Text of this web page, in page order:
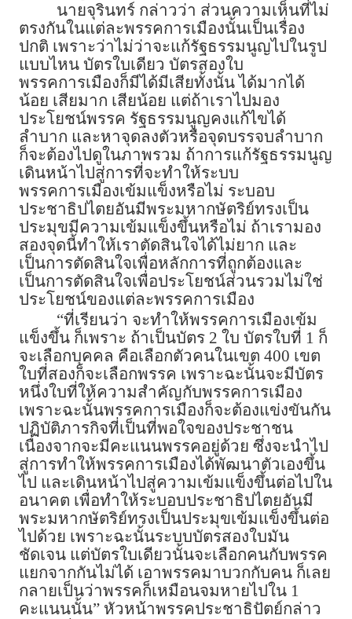
นายจุรินทร์ กล่าวว่า ส่วนความเห็นที่ไม่
ตรงกันในแต่ละพรรคการเมืองนั้นเป็นเรื่อง
ปกติ เพราะว่าไม่ว่าจะแก้รัฐธรรมนูญไปในรูป
แบบไหน บัตรใบเดียว บัตรสองใบ
พรรคการเมืองก็มีได้มีเสียทั้งนั้น ได้มากได้
น้อย เสียมาก เสียน้อย แต่ถ้าเราไปมอง
ประโยชน์พรรค รัฐธรรมนูญคงแก้ไขได้
ลำบาก และหาจุดลงตัวหรือจุดบรรจบลำบาก
ก็จะต้องไปดูในภาพรวม ถ้าการแก้รัฐธรรมนูญ
เดินหน้าไปสู่การที่จะทำให้ระบบ
พรรคการเมืองเข้มแข็งหรือไม่ ระบอบ
ประชาธิปไตยอันมีพระมหากษัตริย์ทรงเป็น
ประมุขมีความเข้มแข็งขึ้นหรือไม่ ถ้าเรามอง
สองจุดนี้ทำให้เราตัดสินใจได้ไม่ยาก และ
เป็นการตัดสินใจเพื่อหลักการที่ถูกต้องและ
เป็นการตัดสินใจเพื่อประโยชน์ส่วนรวมไม่ใช่
ประโยชน์ของแต่ละพรรคการเมือง
“ที่เรียนว่า จะทำให้พรรคการเมืองเข้ม
แข็งขึ้น ก็เพราะ ถ้าเป็นบัตร 2 ใบ บัตรใบที่ 1 ก็
จะเลือกบุคคล คือเลือกตัวคนในเขต 400 เขต
ใบที่สองก็จะเลือกพรรค เพราะฉะนั้นจะมีบัตร
หนึ่งใบที่ให้ความสำคัญกับพรรคการเมือง
เพราะฉะนั้นพรรคการเมืองก็จะต้องแข่งขันกัน
ปฏิบัติภารกิจที่เป็นที่พอใจของประชาชน
เนื่องจากจะมีคะแนนพรรคอยู่ด้วย ซึ่งจะนำไป
สู่การทำให้พรรคการเมืองได้พัฒนาตัวเองขึ้น
ไป และเดินหน้าไปสู่ความเข้มแข็งขึ้นต่อไปใน
อนาคต เพื่อทำให้ระบอบประชาธิปไตยอันมี
พระมหากษัตริย์ทรงเป็นประมุขเข้มแข็งขึ้นต่อ
ไปด้วย เพราะฉะนั้นระบบบัตรสองใบมัน
ชัดเจน แต่บัตรใบเดียวนั้นจะเลือกคนกับพรรค
แยกจากกันไม่ได้ เอาพรรคมาบวกกับคน ก็เลย
กลายเป็นว่าพรรคก็เหมือนจมหายไปใน 1
คะแนนนั้น” หัวหน้าพรรคประชาธิปัตย์กล่าว